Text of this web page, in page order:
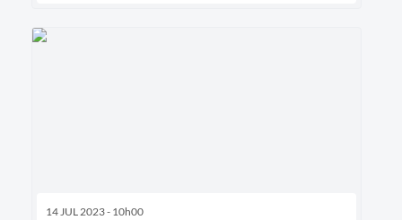
14 JUL 2023 - 10h00